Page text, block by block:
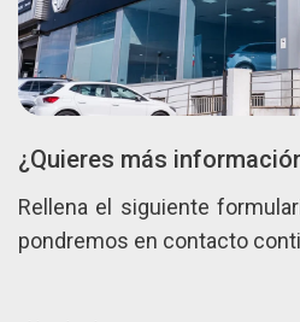
¿Quieres más
Rellena el siguiente
pondremos en contacto